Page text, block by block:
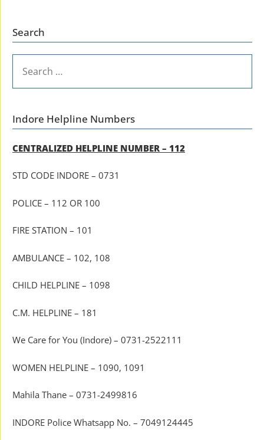
Search
FOR:
Indore Helpline Numbers
CENTRALIZED HELPLINE NUMBER – 112
STD CODE INDORE – 0731
POLICE – 112 OR 100
FIRE STATION – 101
AMBULANCE – 102, 108
CHILD HELPLINE – 1098
C.M. HELPLINE – 181
We Care for You (Indore) – 0731-2522111
WOMEN HELPLINE – 1090, 1091
Mahila Thane – 0731-2499816
INDORE Police Whatsapp No. – 7049124445